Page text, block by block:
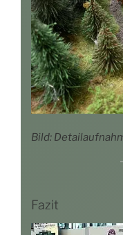
Bild:
Fazit